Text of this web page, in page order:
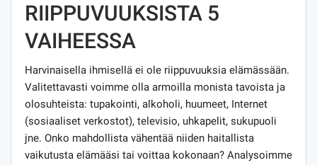
RIIPPUVUUKSISTA 5
VAIHEESSA
Harvinaisella ihmisellä ei ole riippuvuuksia elämässään.
Valitettavasti voimme olla armoilla monista tavoista ja
olosuhteista: tupakointi, alkoholi, huumeet, Internet
(sosiaaliset verkostot), televisio, uhkapelit, sukupuoli
jne. Onko mahdollista vähentää niiden haitallista
vaikutusta elämääsi tai voittaa kokonaan? Analysoimme